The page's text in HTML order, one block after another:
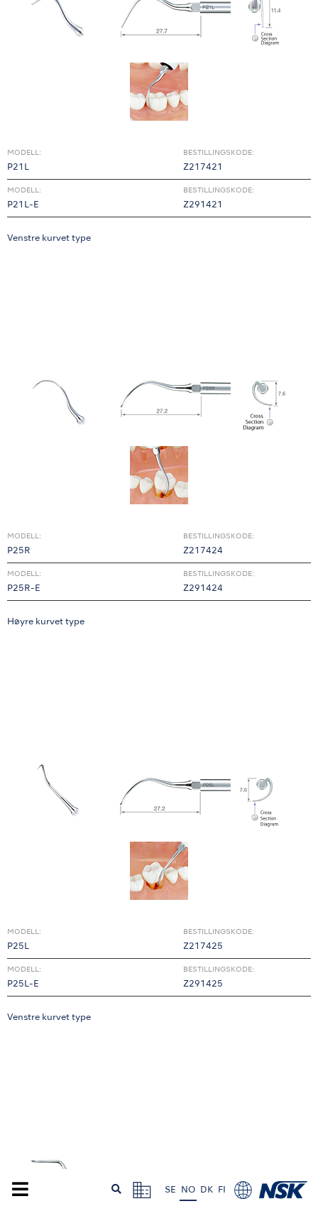
SE NO DK FI
MODELL:
P21L
BESTILLINGSKODE:
Z217421
MODELL:
P21L-E
BESTILLINGSKODE:
Z291421
Venstre kurvet type
MODELL:
P25R
BESTILLINGSKODE:
Z217424
MODELL:
P25R-E
BESTILLINGSKODE:
Z291424
Høyre kurvet type
MODELL:
P25L
BESTILLINGSKODE:
Z217425
MODELL:
P25L-E
BESTILLINGSKODE:
Z291425
Venstre kurvet type